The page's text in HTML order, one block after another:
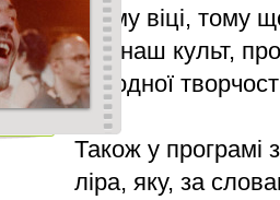
якому віці, тому
про наш культ,
народної
Також у програмі
ліра, яку, за